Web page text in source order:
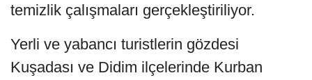
temizlik çalışmaları gerçekleştiriliyor.
Yerli ve yabancı turistlerin gözdesi
Kuşadası ve Didim ilçelerinde Kurban